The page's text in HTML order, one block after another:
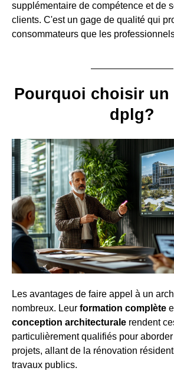
supplémentaire de compétence et de
clients. C'est un gage de qualité qui
consommateurs que les
Pourquoi choisir un
dplg?
Les avantages de faire appel à un
nombreux. Leur formation complète
conception architecturale rendent
particulièrement qualifiés pour
projets, allant de la rénovation
travaux publics.